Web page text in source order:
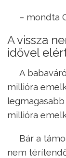
– mondta
A vissza
idővel
A
millióra
millióra
Bár a
nem